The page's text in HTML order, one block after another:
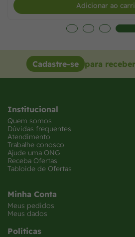
Adicionar ao
Cadastre-se para
Institucional
Quem somos
Dúvidas frequentes
Atendimento
Trabalhe conosco
Ajude uma ONG
Receba Ofertas
Tabloide de Ofertas
Minha Conta
Meus pedidos
Meus dados
Políticas